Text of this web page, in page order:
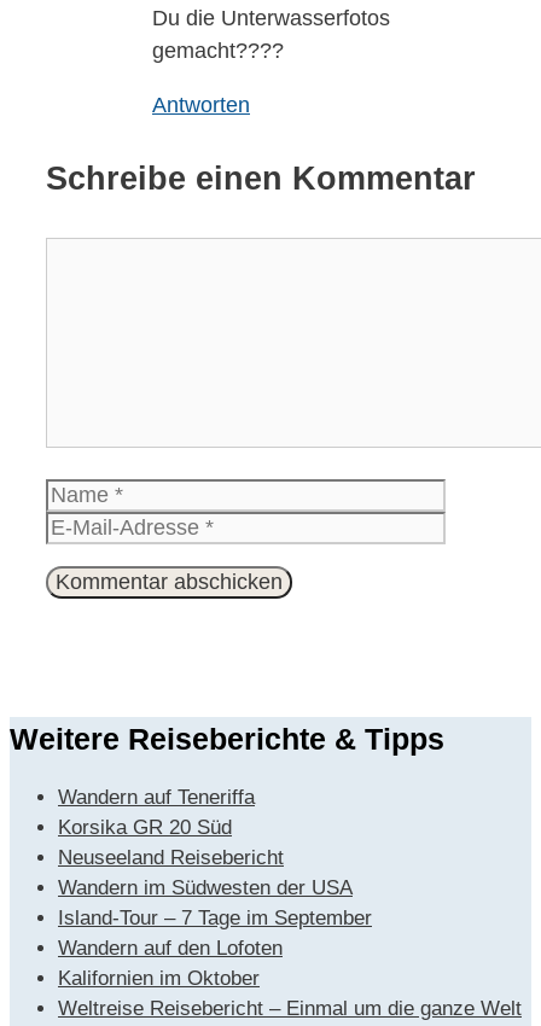
Du die Unterwasserfotos
gemacht????
Antworten
Schreibe einen Kommentar
Name
Weitere Reiseberichte & Tipps
Wandern auf Teneriffa
Korsika GR 20 Süd
Neuseeland Reisebericht
Wandern im Südwesten der USA
Island-Tour – 7 Tage im September
Wandern auf den Lofoten
Kalifornien im Oktober
Weltreise Reisebericht – Einmal um die ganze Welt